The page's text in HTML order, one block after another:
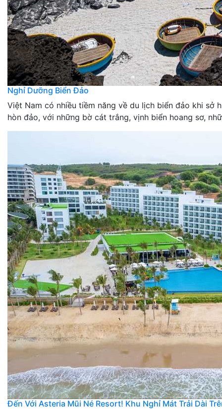
Nghỉ Dưỡng Biển Đảo
Việt Nam có nhiều tiềm năng về du lịch biển đảo khi sở
hòn đảo, với những bờ cát trắng, vịnh biển hoang sơ,
Đến Với Asteria Mũi Né Resort! Khu Nghỉ Mát Trải Dài